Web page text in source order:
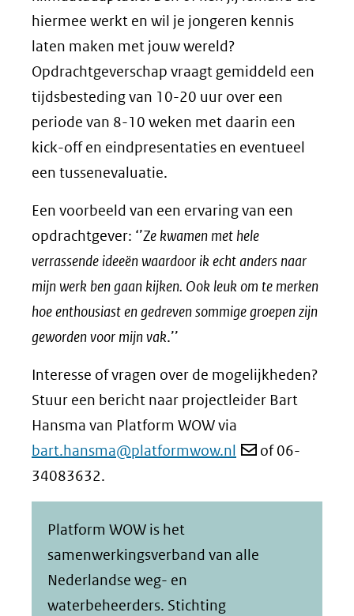
hiermee werkt en wil je jongeren kennis
laten maken met jouw wereld?
Opdrachtgeverschap vraagt gemiddeld een
tijdsbesteding van 10-20 uur over een
periode van 8-10 weken met daarin een
kick-off en eindpresentaties en eventueel
een tussenevaluatie.
Een voorbeeld van een ervaring van een
opdrachtgever: ‘’Ze kwamen met hele
verrassende ideeën waardoor ik echt anders naar
mijn werk ben gaan kijken. Ook leuk om te merken
hoe enthousiast en gedreven sommige groepen zijn
geworden voor mijn vak.’’
Interesse of vragen over de mogelijkheden?
Stuur een bericht naar projectleider Bart
Hansma van Platform WOW via
bart.hansma@platformwow.nl
of 06-
34083632.
Platform WOW is het
samenwerkingsverband van alle
Nederlandse weg- en
waterbeheerders. Stichting